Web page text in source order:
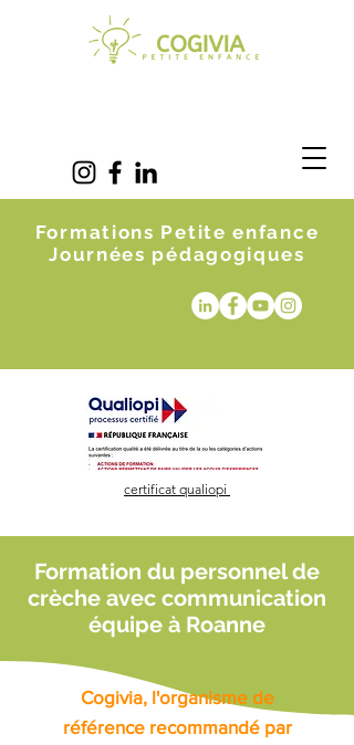
Formations Petite enfance
Journées pédagogiques
certificat qualiopi
Formation du personnel de
crèche avec communication
équipe à Roanne
Cogivia, l'organisme de
référence recommandé par